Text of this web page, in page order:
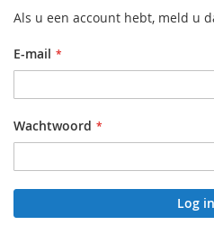
Als u een account hebt, meld u
E-mail
Wachtwoord
Log